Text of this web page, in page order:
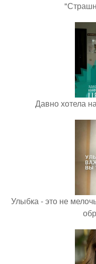
Давно хотела
Улыбка - это не